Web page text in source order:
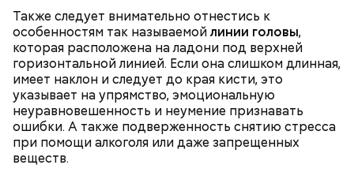
Также следует внимательно отнестись к
особенностям так называемойлинии головы,
которая расположена на ладони под верхней
горизонтальной линией. Если она слишком длинная,
имеет наклон и следует до края кисти, это
указывает на упрямство, эмоциональную
неуравновешенность и неумение признавать
ошибки. А также подверженность снятию стресса
при помощи алкоголя или даже запрещенных
веществ.
— Может пробить заряд на человека. Нужно вести
себя очень осторожно, будто увидели дикого
зверя, затаиться, — добавил академик.
в палатках в лесу около Варовичей, в 12 километрах
от Припяти. А солдатам очень хотелось увидеть
трансляцию матча. Макеев поехал к секретарю
партийной организации колхоза и попросил
одолжить телевизор.